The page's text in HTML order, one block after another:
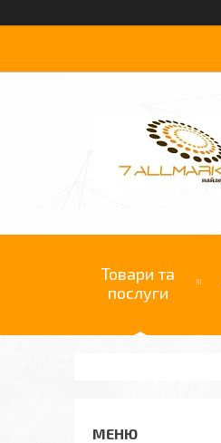
Товари та
послуги